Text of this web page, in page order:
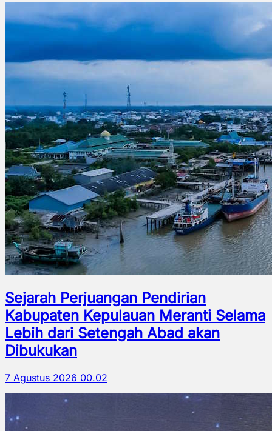
Sejarah Perjuangan Pendirian
Kabupaten Kepulauan Meranti Selama
Lebih dari Setengah Abad akan
Dibukukan
7 Agustus 2026 00.02